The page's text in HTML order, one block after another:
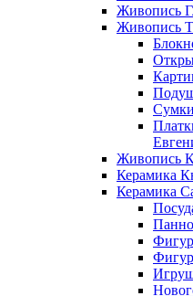
Живопись
Живопись
Живопись
Керамика
Керамика